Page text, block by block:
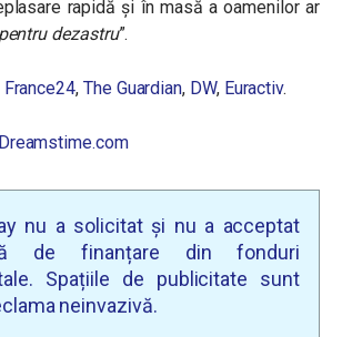
rapidă și în masă a oamenilor ar
dezastru”.
France24, The Guardian, DW, Euractiv.
Dreamstime.com
nu a solicitat și nu a acceptat
de finanțare din fonduri
Spațiile de publicitate sunt
neinvazivă.